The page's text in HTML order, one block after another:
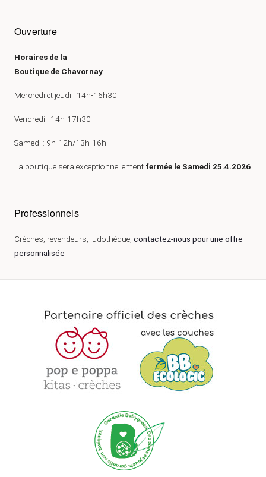
Ouverture
Horaires de la
Boutique de Chavornay
Mercredi et jeudi : 14h-16h30
Vendredi : 14h-17h30
Samedi : 9h-12h/13h-16h
La boutique sera exceptionnellement fermée le Samedi 25.4.2026
Professionnels
Crèches, revendeurs, ludothèque, contactez-nous pour une offre
personnalisée